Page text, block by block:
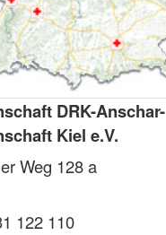
DRK-Anschar-
Kiel e.V.
Weg 128 a
122 110